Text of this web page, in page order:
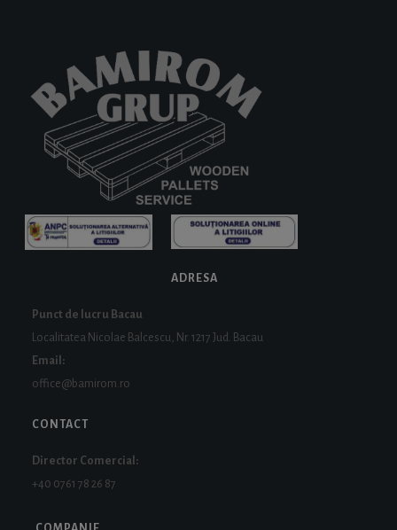
ADRESA
Punct de lucru Bacau
Localitatea Nicolae Balcescu, Nr. 1217 Jud. Bacau
Email:
office@bamirom.ro
CONTACT
Director Comercial:
+40 0761 78 26 87